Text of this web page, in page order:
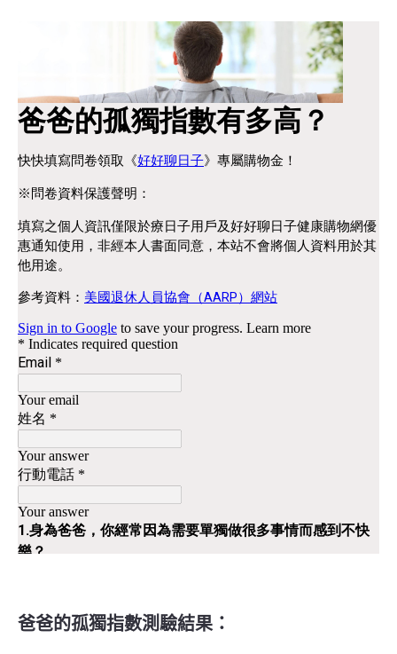
爸爸的孤獨指數測驗結果：